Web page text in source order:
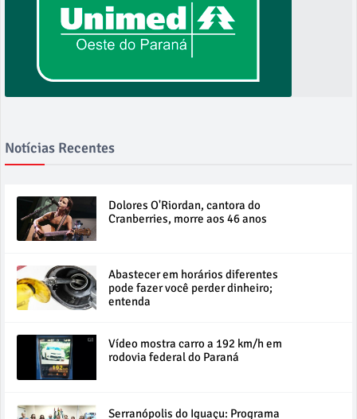
Notícias Recentes
Dolores O'Riordan, cantora do
Cranberries, morre aos 46 anos
Abastecer em horários diferentes
pode fazer você perder dinheiro;
entenda
Vídeo mostra carro a 192 km/h em
rodovia federal do Paraná
Serranópolis do Iguaçu: Programa